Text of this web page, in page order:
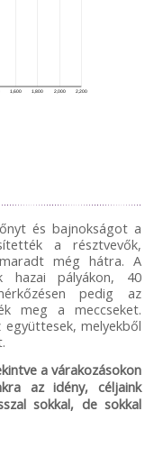
1,600 1,800 2,000 2,200
és bajnokságot a
a résztvevők,
még hátra. A
hazai pályákon, 40
pedig az
meg a meccseket.
melyekből
a várakozásokon
az idény, céljaink
sokkal, de sokkal